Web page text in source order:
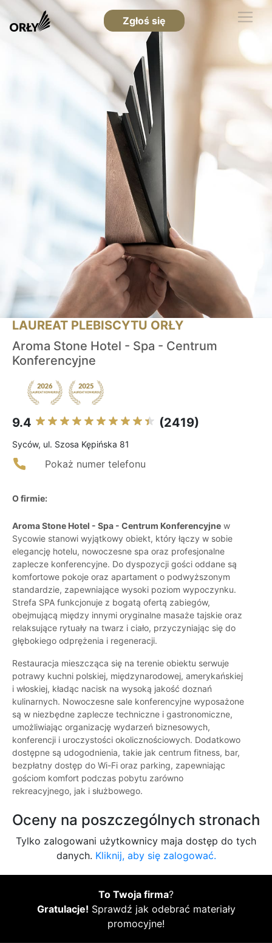
Zgłoś się
LAUREAT PLEBISCYTU ORŁY
Aroma Stone Hotel - Spa - Centrum
Konferencyjne
9.4 (2419)
Syców, ul. Szosa Kępińska 81
Pokaż numer telefonu
O firmie:
Aroma Stone Hotel - Spa - Centrum Konferencyjne w
Sycowie stanowi wyjątkowy obiekt, który łączy w sobie
elegancję hotelu, nowoczesne spa oraz profesjonalne
zaplecze konferencyjne. Do dyspozycji gości oddane są
komfortowe pokoje oraz apartament o podwyższonym
standardzie, zapewniające wysoki poziom wypoczynku.
Strefa SPA funkcjonuje z bogatą ofertą zabiegów,
obejmującą między innymi oryginalne masaże tajskie oraz
relaksujące rytuały na twarz i ciało, przyczyniając się do
głębokiego odprężenia i regeneracji.
Restauracja mieszcząca się na terenie obiektu serwuje
potrawy kuchni polskiej, międzynarodowej, amerykańskiej
i włoskiej, kładąc nacisk na wysoką jakość doznań
kulinarnych. Nowoczesne sale konferencyjne wyposażone
są w niezbędne zaplecze techniczne i gastronomiczne,
umożliwiając organizację wydarzeń biznesowych,
konferencji i uroczystości okolicznościowych. Dodatkowo
dostępne są udogodnienia, takie jak centrum fitness, bar,
bezpłatny dostęp do Wi-Fi oraz parking, zapewniając
gościom komfort podczas pobytu zarówno
rekreacyjnego, jak i służbowego.
Oceny na poszczególnych stronach
Tylko zalogowani użytkownicy maja dostęp do tych
danych. Kliknij, aby się zalogować.
To Twoja firma?
Gratulacje! Sprawdź jak odebrać materiały
promocyjne!